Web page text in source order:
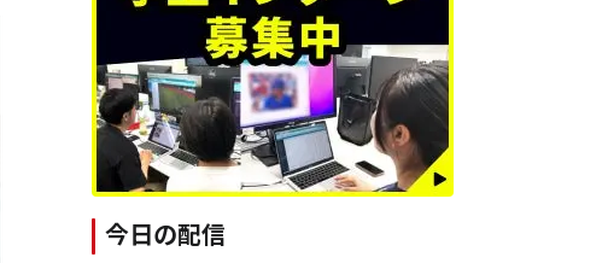
今日の配信